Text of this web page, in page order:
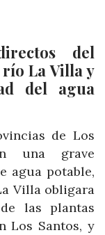
del
La Villa y
del agua
de Los
una grave
agua potable,
Villa obligara
las plantas
Los Santos, y